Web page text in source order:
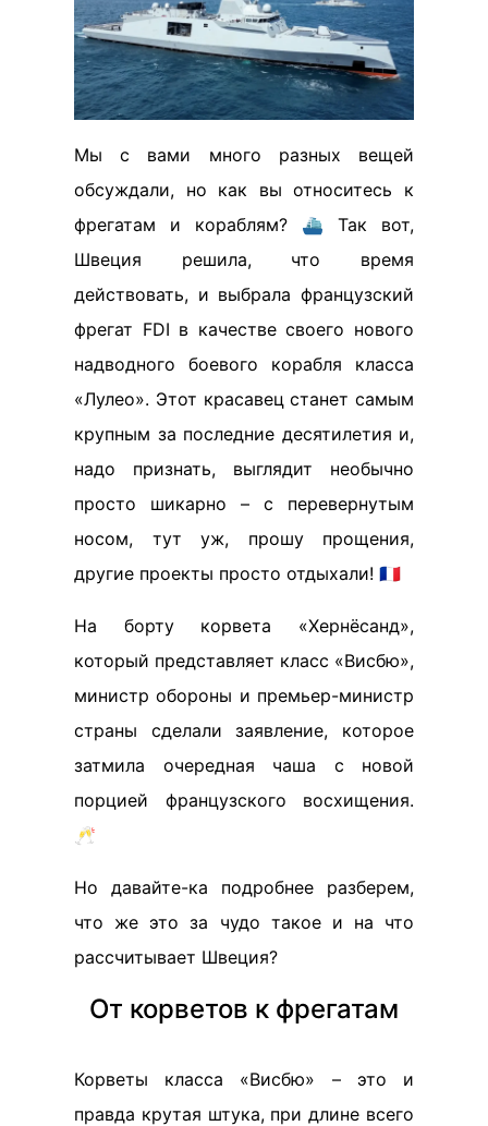
Мы с вами много разных вещей
обсуждали, но как вы относитесь к
фрегатам и кораблям? ⛴️ Так вот,
Швеция решила, что время
действовать, и выбрала французский
фрегат FDI в качестве своего нового
надводного боевого корабля класса
«Лулео». Этот красавец станет самым
крупным за последние десятилетия и,
надо признать, выглядит необычно
просто шикарно – с перевернутым
носом, тут уж, прошу прощения,
другие проекты просто отдыхали! 🇫🇷
На борту корвета «Хернёсанд»,
который представляет класс «Висбю»,
министр обороны и премьер-министр
страны сделали заявление, которое
затмила очередная чаша с новой
порцией французского восхищения.
🥂
Но давайте-ка подробнее разберем,
что же это за чудо такое и на что
рассчитывает Швеция?
От корветов к фрегатам
Корветы класса «Висбю» – это и
правда крутая штука, при длине всего